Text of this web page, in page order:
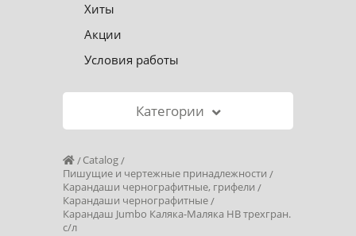
Хиты
Акции
Условия работы
Категории
Catalog
Пишущие и чертежные принадлежности
Карандаши чернографитные, грифели
Карандаши чернографитные
Карандаш Jumbo Каляка-Маляка HB трехгран.
с/л